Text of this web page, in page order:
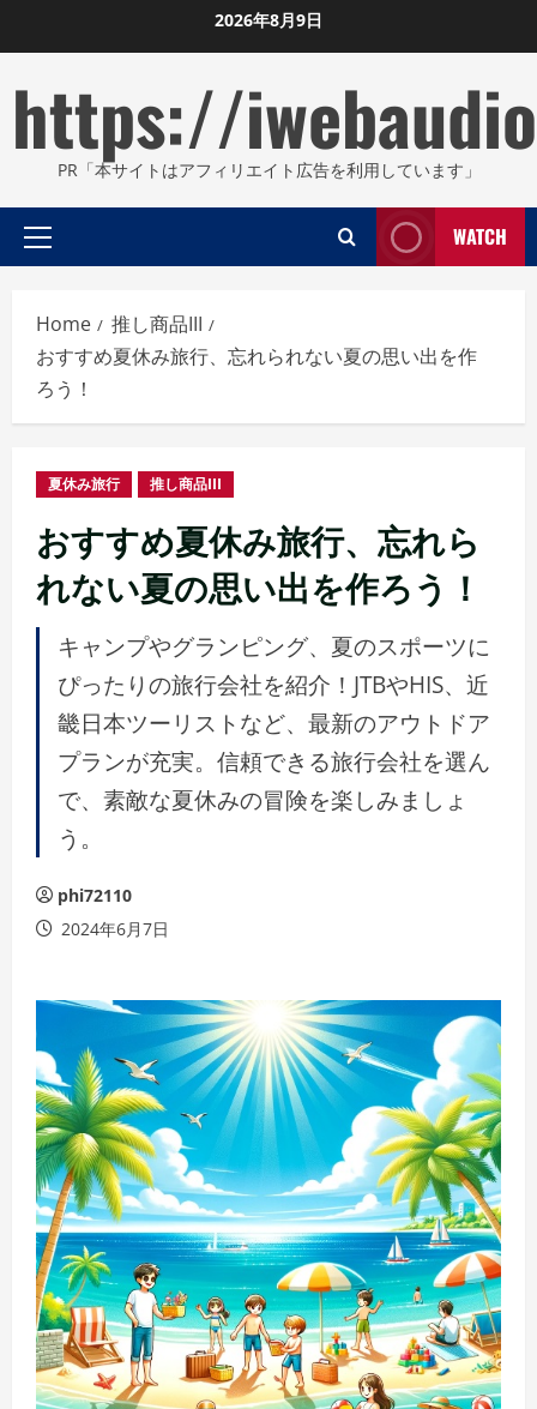
to
2026年8月9日
https://
PR「本サイトはアフィリエイト広告を利用しています」
Primary
WATCH
Home
推し商品III
おすすめ夏休み旅行、忘れられない夏の思い出を作
ろう！
夏休み旅行 推し商品III
おすすめ夏休み旅行、忘れら
れない夏の思い出を作ろう！
キャンプやグランピング、夏のスポーツに
ぴったりの旅行会社を紹介！JTBやHIS、近
畿日本ツーリストなど、最新のアウトドア
プランが充実。信頼できる旅行会社を選ん
で、素敵な夏休みの冒険を楽しみましょ
う。
phi72110
2024年6月7日